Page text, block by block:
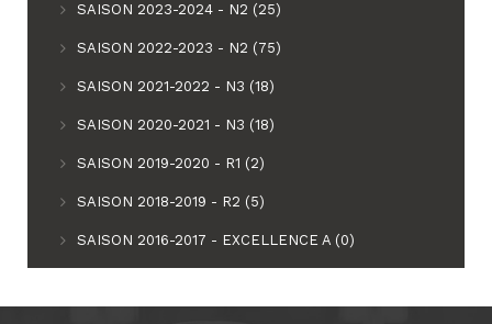
SAISON 2023-2024 - N2 (25)
SAISON 2022-2023 - N2 (75)
SAISON 2021-2022 - N3 (18)
SAISON 2020-2021 - N3 (18)
SAISON 2019-2020 - R1 (2)
SAISON 2018-2019 - R2 (5)
SAISON 2016-2017 - EXCELLENCE A (0)